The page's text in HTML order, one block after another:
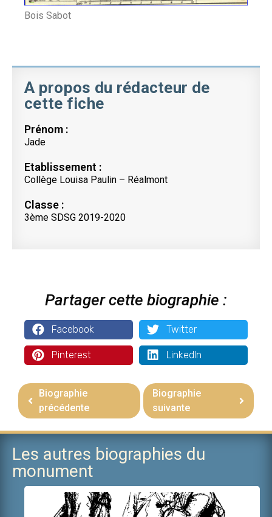
Bois Sabot
A propos du rédacteur de
cette fiche
Prénom :
Jade
Etablissement :
Collège Louisa Paulin – Réalmont
Classe :
3ème SDSG 2019-2020
Partager cette biographie :
Facebook Twitter
Pinterest LinkedIn
Biographie
précédente
Biographie
suivante
Les autres biographies du
monument